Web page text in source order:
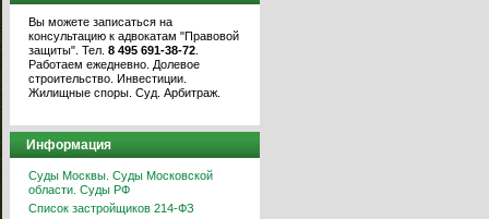
Вы можете записаться на
консультацию к адвокатам "Правовой
защиты". Тел. 8 495 691-38-72
Работаем ежедневно. Долевое
строительство. Инвестиции.
Жилищные споры. Суд. Арбитраж.
Информация
Суды Москвы. Суды Московской
области. Суды РФ
Список застройщиков 214-ФЗ